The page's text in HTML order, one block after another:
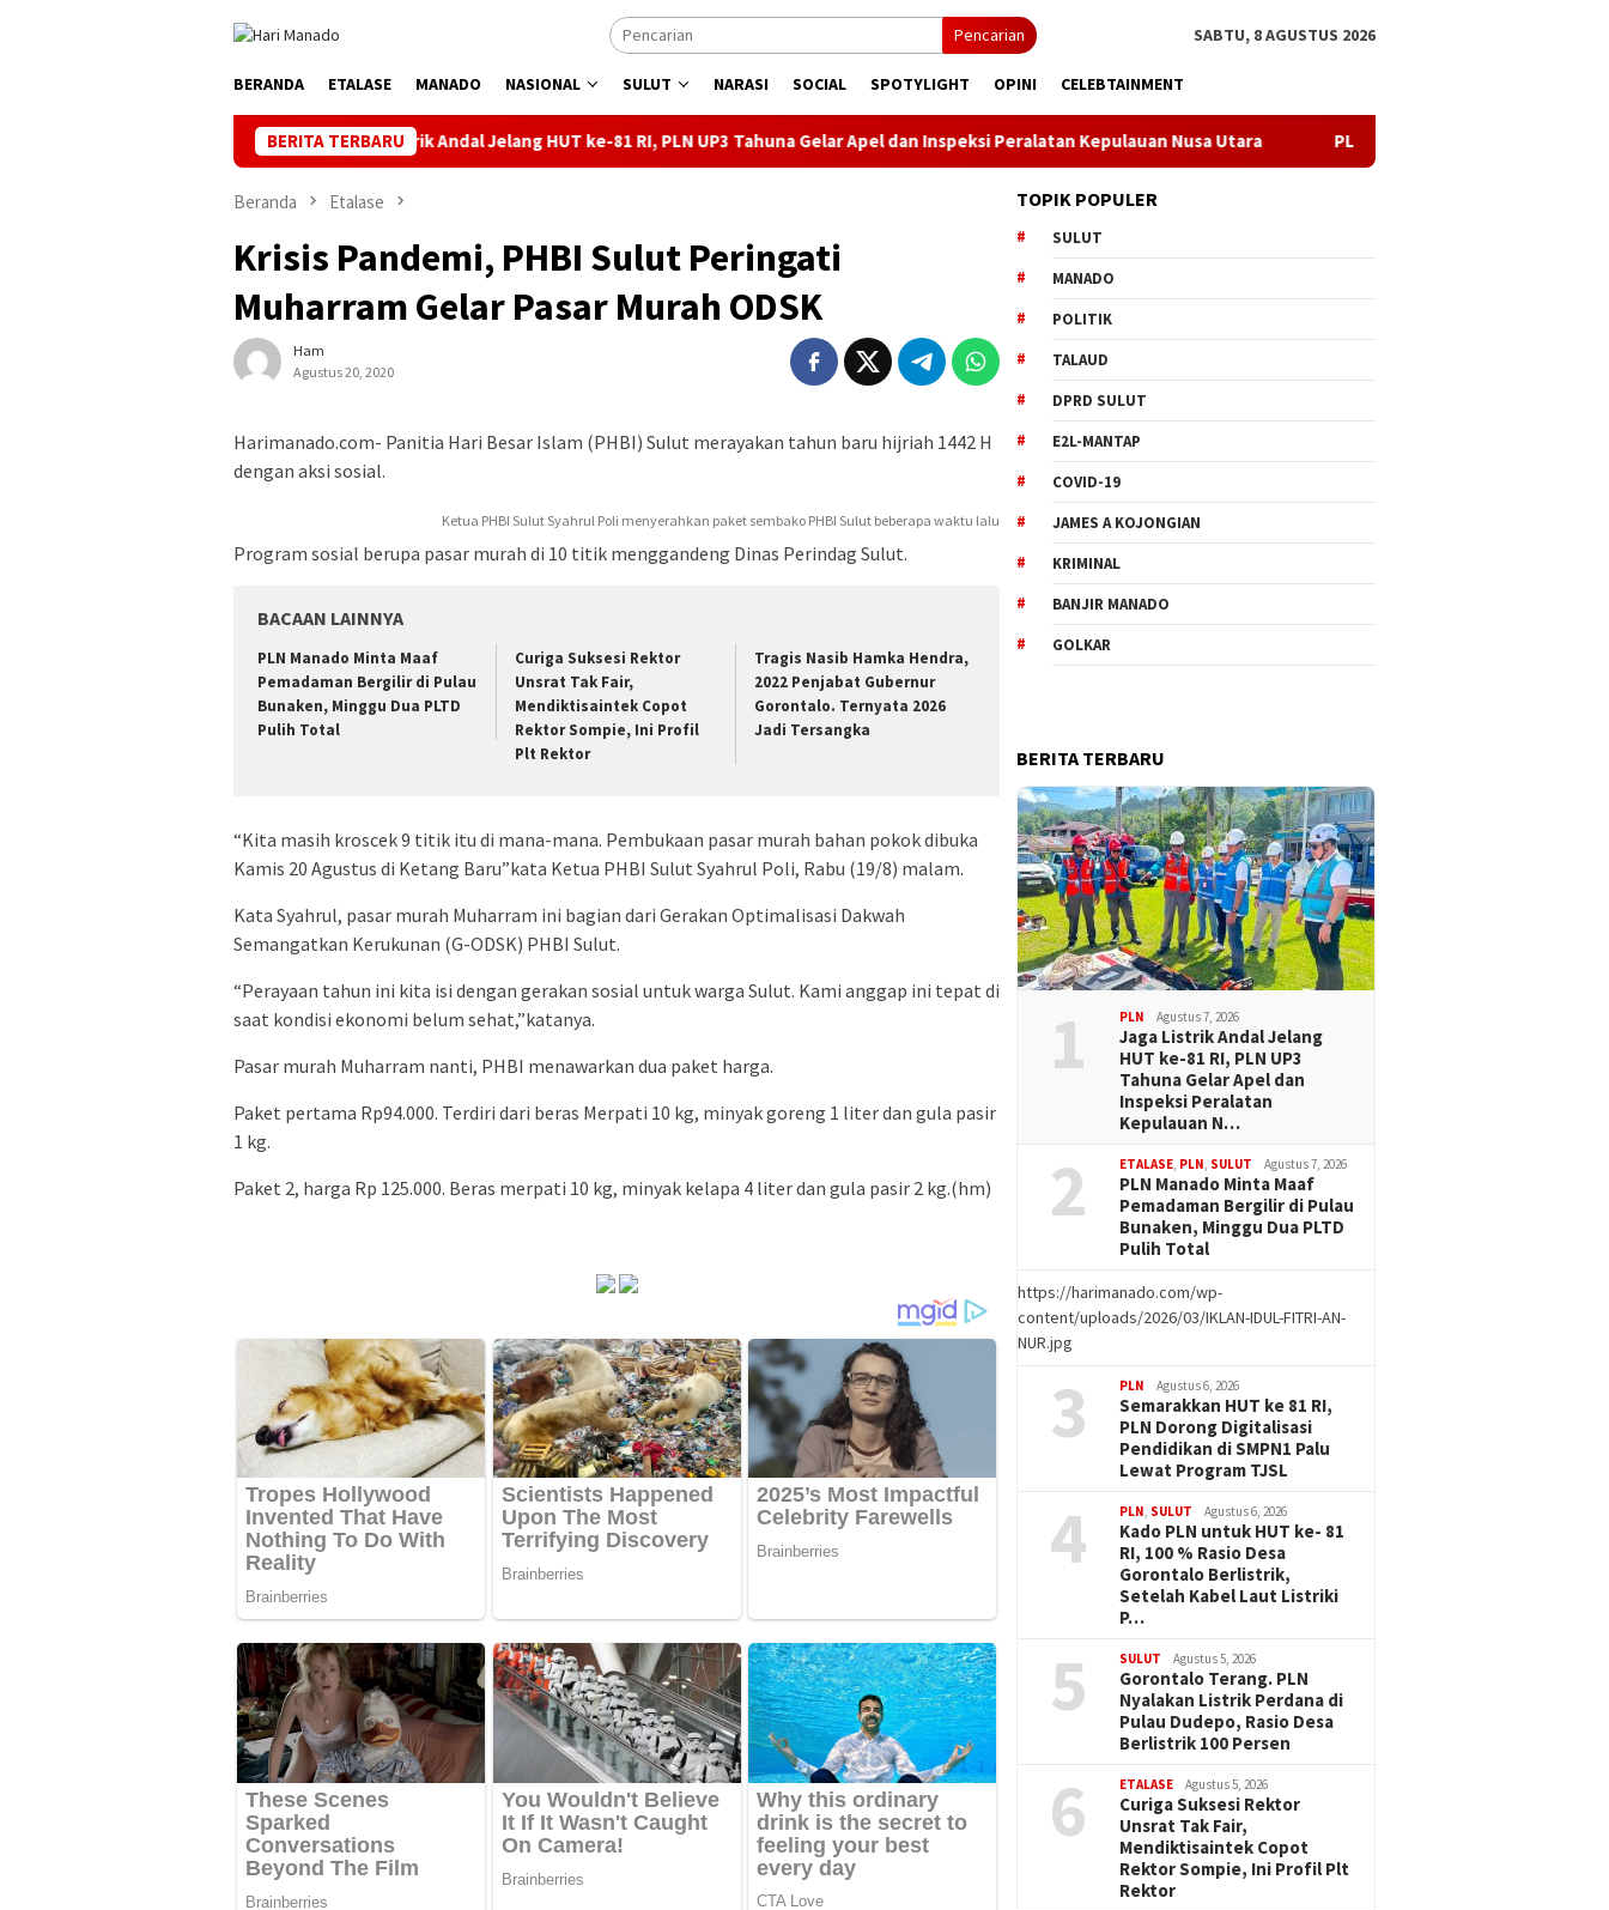
Pencarian SABTU, 8 AGUSTUS 2026
BERANDA ETALASE MANADO NASIONAL SULUT NARASI SOCIAL SPOTYLIGHT OPINI CELEBTAINMENT
BERITA TERBARU
Jaga Listrik Andal Jelang HUT ke-81 RI, PLN UP3 Tahuna Gelar Apel dan Inspeksi Peralatan Kepulauan Nusa Utara PLN Manado Minta Maaf Pemadaman Bergilir di
Beranda Etalase
Krisis Pandemi, PHBI Sulut Peringati
Muharram Gelar Pasar Murah ODSK
Ham
Agustus 20, 2020
Harimanado.com- Panitia Hari Besar Islam (PHBI) Sulut merayakan tahun baru hijriah 1442 H
dengan aksi sosial.
Ketua PHBI Sulut Syahrul Poli menyerahkan paket sembako PHBI Sulut beberapa waktu lalu
Program sosial berupa pasar murah di 10 titik menggandeng Dinas Perindag Sulut.
BACAAN LAINNYA
PLN Manado Minta Maaf
Pemadaman Bergilir di Pulau
Bunaken, Minggu Dua PLTD
Pulih Total
Curiga Suksesi Rektor
Unsrat Tak Fair,
Mendiktisaintek Copot
Rektor Sompie, Ini Profil
Plt Rektor
Tragis Nasib Hamka Hendra,
2022 Penjabat Gubernur
Gorontalo. Ternyata 2026
Jadi Tersangka
“Kita masih kroscek 9 titik itu di mana-mana. Pembukaan pasar murah bahan pokok dibuka
Kamis 20 Agustus di Ketang Baru”kata Ketua PHBI Sulut Syahrul Poli, Rabu (19/8) malam.
Kata Syahrul, pasar murah Muharram ini bagian dari Gerakan Optimalisasi Dakwah
Semangatkan Kerukunan (G-ODSK) PHBI Sulut.
“Perayaan tahun ini kita isi dengan gerakan sosial untuk warga Sulut. Kami anggap ini tepat di
saat kondisi ekonomi belum sehat,”katanya.
Pasar murah Muharram nanti, PHBI menawarkan dua paket harga.
Paket pertama Rp94.000. Terdiri dari beras Merpati 10 kg, minyak goreng 1 liter dan gula pasir
1 kg.
Paket 2, harga Rp 125.000. Beras merpati 10 kg, minyak kelapa 4 liter dan gula pasir 2 kg.(hm)
TOPIK POPULER
SULUT
MANADO
POLITIK
TALAUD
DPRD SULUT
E2L-MANTAP
COVID-19
JAMES A KOJONGIAN
KRIMINAL
BANJIR MANADO
GOLKAR
BERITA TERBARU
1 PLN Agustus 7, 2026
Jaga Listrik Andal Jelang
HUT ke-81 RI, PLN UP3
Tahuna Gelar Apel dan
Inspeksi Peralatan
Kepulauan N…
2 ETALASE PLN SULUT Agustus 7, 2026
PLN Manado Minta Maaf
Pemadaman Bergilir di Pulau
Bunaken, Minggu Dua PLTD
Pulih Total
https://harimanado.com/wp-
content/uploads/2026/03/IKLAN-IDUL-FITRI-AN-
NUR.jpg
3 PLN Agustus 6, 2026
Semarakkan HUT ke 81 RI,
PLN Dorong Digitalisasi
Pendidikan di SMPN1 Palu
Lewat Program TJSL
4 PLN SULUT Agustus 6, 2026
Kado PLN untuk HUT ke- 81
RI, 100 % Rasio Desa
Gorontalo Berlistrik,
Setelah Kabel Laut Listriki
P…
5 SULUT Agustus 5, 2026
Gorontalo Terang. PLN
Nyalakan Listrik Perdana di
Pulau Dudepo, Rasio Desa
Berlistrik 100 Persen
6 ETALASE Agustus 5, 2026
Curiga Suksesi Rektor
Unsrat Tak Fair,
Mendiktisaintek Copot
Rektor Sompie, Ini Profil Plt
Rektor